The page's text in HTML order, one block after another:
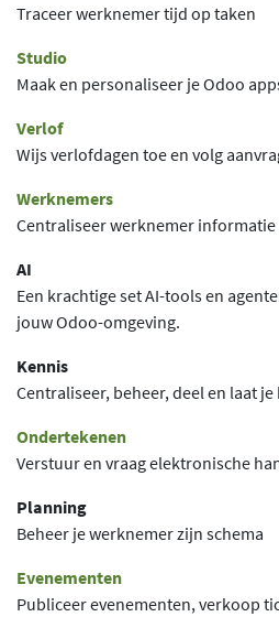
Traceer werknemer tijd op taken
Studio
Maak en personaliseer je Odoo
Verlof
Wijs verlofdagen toe en volg
Werknemers
Centraliseer werknemer informatie
AI
Een krachtige set AI-tools en
jouw Odoo-omgeving.
Kennis
Centraliseer, beheer, deel en laat
Ondertekenen
Verstuur en vraag elektronische
Planning
Beheer je werknemer zijn schema
Evenementen
Publiceer evenementen, verkoop